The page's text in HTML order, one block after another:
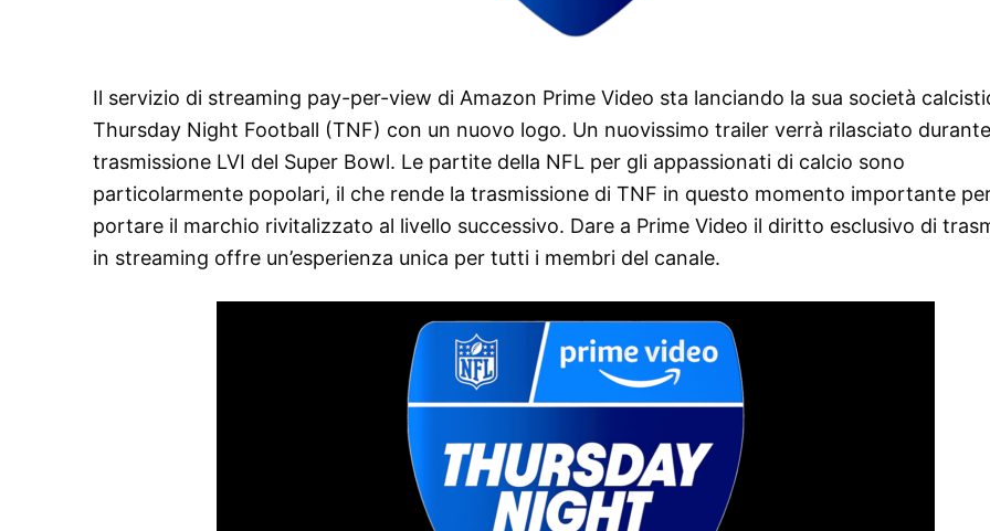
Il servizio di streaming pay-per-view di Amazon Prime Video sta lanciando la sua società
Thursday Night Football (TNF) con un nuovo logo. Un nuovissimo trailer verrà rilasciato
trasmissione LVI del Super Bowl. Le partite della NFL per gli appassionati di calcio sono
particolarmente popolari, il che rende la trasmissione di TNF in questo momento importante
portare il marchio rivitalizzato al livello successivo. Dare a Prime Video il diritto esclusivo di
in streaming offre un’esperienza unica per tutti i membri del canale.